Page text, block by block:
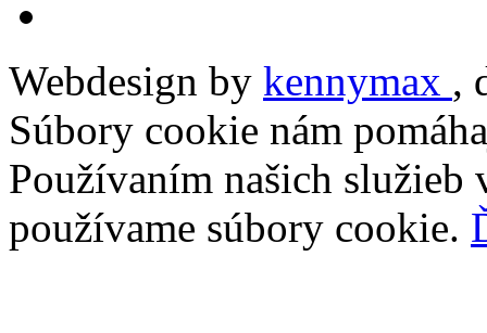
Webdesign by kennymax ,
Súbory cookie nám
Používaním našich služieb
používame súbory cookie.